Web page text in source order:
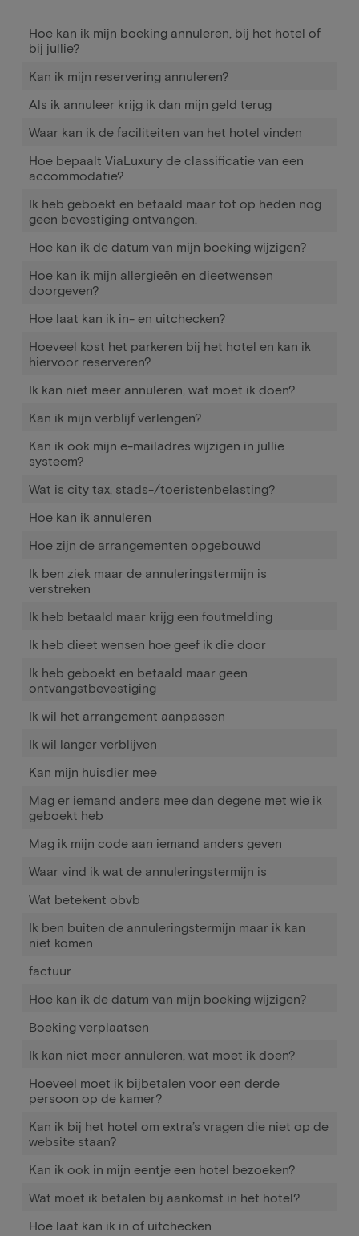
Hoe kan ik mijn boeking annuleren, bij het hotel of
bij jullie?
Kan ik mijn reservering annuleren?
Als ik annuleer krijg ik dan mijn geld terug
Waar kan ik de faciliteiten van het hotel vinden
Hoe bepaalt ViaLuxury de classificatie van een
accommodatie?
Ik heb geboekt en betaald maar tot op heden nog
geen bevestiging ontvangen.
Hoe kan ik de datum van mijn boeking wijzigen?
Hoe kan ik mijn allergieën en dieetwensen
doorgeven?
Hoe laat kan ik in- en uitchecken?
Hoeveel kost het parkeren bij het hotel en kan ik
hiervoor reserveren?
Ik kan niet meer annuleren, wat moet ik doen?
Kan ik mijn verblijf verlengen?
Kan ik ook mijn e-mailadres wijzigen in jullie
systeem?
Wat is city tax, stads-/toeristenbelasting?
Hoe kan ik annuleren
Hoe zijn de arrangementen opgebouwd
Ik ben ziek maar de annuleringstermijn is
verstreken
Ik heb betaald maar krijg een foutmelding
Ik heb dieet wensen hoe geef ik die door
Ik heb geboekt en betaald maar geen
ontvangstbevestiging
Ik wil het arrangement aanpassen
Ik wil langer verblijven
Kan mijn huisdier mee
Mag er iemand anders mee dan degene met wie ik
geboekt heb
Mag ik mijn code aan iemand anders geven
Waar vind ik wat de annuleringstermijn is
Wat betekent obvb
Ik ben buiten de annuleringstermijn maar ik kan
niet komen
factuur
Hoe kan ik de datum van mijn boeking wijzigen?
Boeking verplaatsen
Ik kan niet meer annuleren, wat moet ik doen?
Hoeveel moet ik bijbetalen voor een derde
persoon op de kamer?
Kan ik bij het hotel om extra’s vragen die niet op de
website staan?
Kan ik ook in mijn eentje een hotel bezoeken?
Wat moet ik betalen bij aankomst in het hotel?
Hoe laat kan ik in of uitchecken